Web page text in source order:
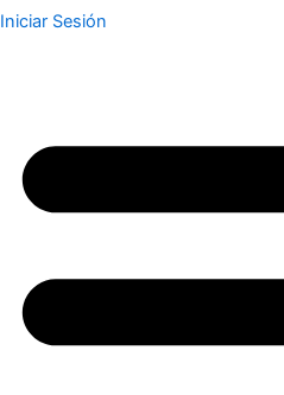
Iniciar Sesión